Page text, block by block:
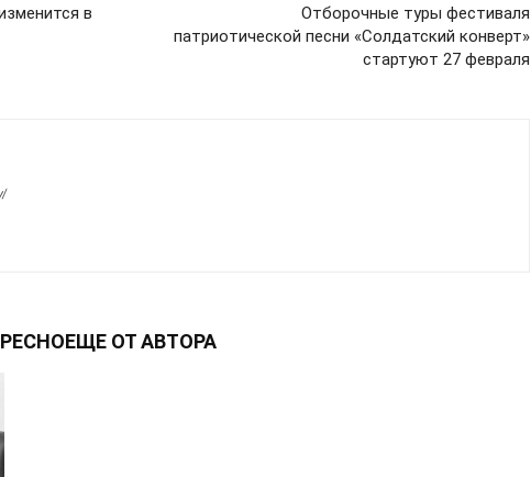
в
Отборочные туры фестиваля
патриотической песни «Солдатский конверт»
стартуют 27 февраля
ЕЩЕ ОТ АВТОРА